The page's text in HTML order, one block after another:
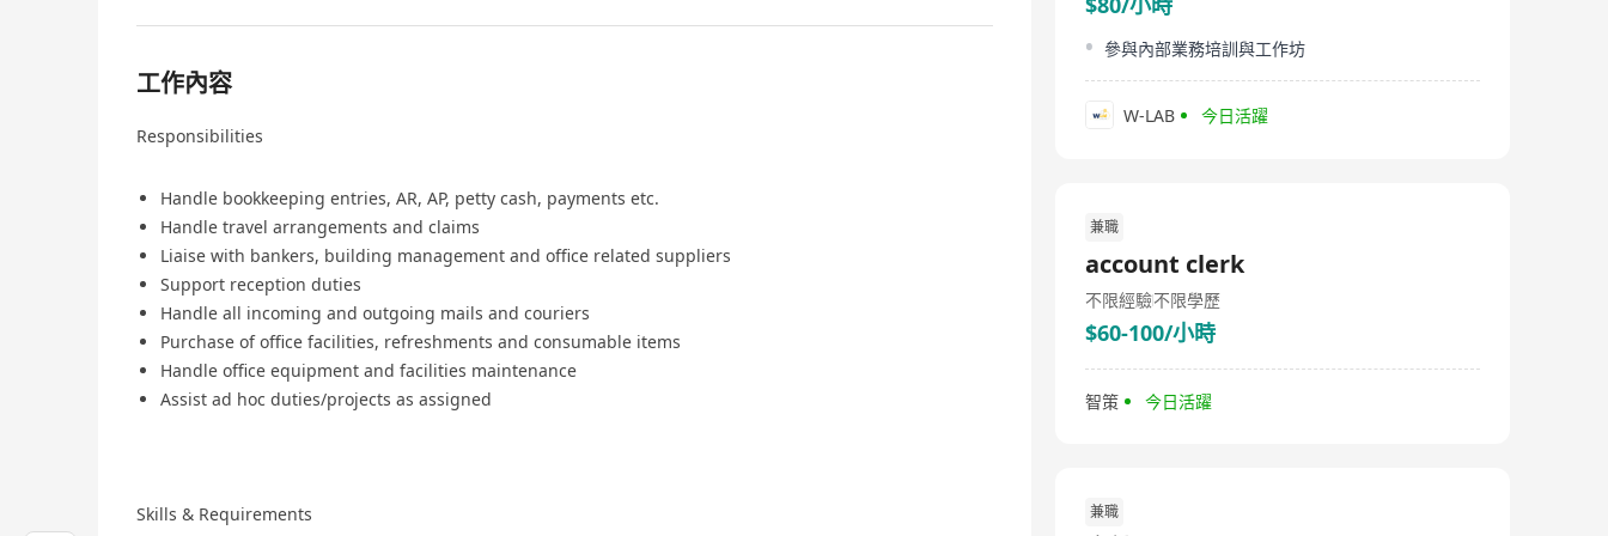
工作內容
Responsibilities
Handle bookkeeping entries, AR, AP, petty cash, payments etc.
Handle travel arrangements and claims
Liaise with bankers, building management and office related suppliers
Support reception duties
Handle all incoming and outgoing mails and couriers
Purchase of office facilities, refreshments and consumable items
Handle office equipment and facilities maintenance
Assist ad hoc duties/projects as assigned
Skills & Requirements
參與內部業務培訓與工作坊
W-LAB 今日活躍
兼職
account clerk
不限經驗不限學歷
$60-100/小時
智策 今日活躍
兼職